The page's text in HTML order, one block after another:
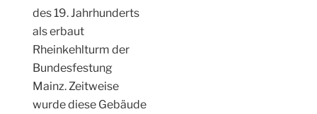
des 19. Jahrhunderts
als erbaut
Rheinkehlturm der
Bundesfestung
Mainz. Zeitweise
wurde diese Gebäude